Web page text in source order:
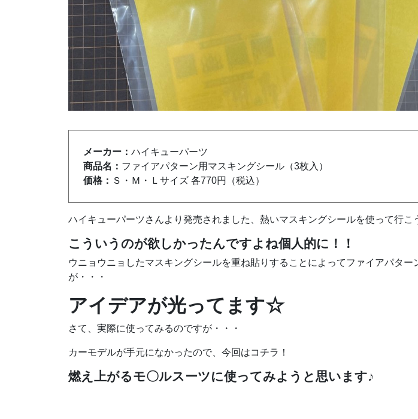
メーカー： ハイキューパーツ
商品名： ファイアパターン用マスキングシール（3枚入）
価格： Ｓ・Ｍ・Ｌサイズ 各770円（税込）
ハイキューパーツさんより発売されました、熱いマスキングシールを使って行こ
こういうのが欲しかったんですよね個人的に！！
ウニョウニョしたマスキングシールを重ね貼りすることによってファイアパター
が・・・
アイデアが光ってます☆
さて、実際に使ってみるのですが・・・
カーモデルが手元になかったので、今回はコチラ！
燃え上がるモ〇ルスーツに使ってみようと思います♪